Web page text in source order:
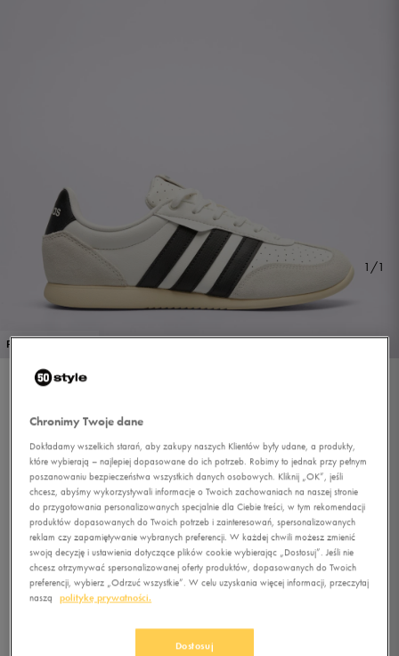
PROMO: DO -30%
1/1
ADIDAS BARREDA LO
5.0(1)
239,99zł -25% (cena bezpośrednio przed promocją)
203,99zł -12%(najniższa cena z 30 dni przed obniżką)
179,99złz Vat
+ 1200 PKT WKLUBIE 50 STYLE
Kolor:biały
Chronimy Twoje dane
Dokładamy wszelkich starań, aby zakupy naszych Klientów były udane, a produkty,
które wybierają – najlepiej dopasowane do ich potrzeb. Robimy to jednak przy pełnym
poszanowaniu bezpieczeństwa wszystkich danych osobowych. Kliknij „OK”, jeśli
chcesz, abyśmy wykorzystywali informacje o Twoich zachowaniach na naszej stronie
do przygotowania personalizowanych specjalnie dla Ciebie treści, w tym rekomendacji
produktów dopasowanych do Twoich potrzeb i zainteresowań, spersonalizowanych
reklam czy zapamiętywanie wybranych preferencji. W każdej chwili możesz zmienić
swoją decyzję i ustawienia dotyczące plików cookie wybierając „Dostosuj”. Jeśli nie
chcesz otrzymywać spersonalizowanej oferty produktów, dopasowanych do Twoich
preferencji, wybierz „Odrzuć wszystkie”. W celu uzyskania więcej informacji, przeczytaj
naszą
politykę prywatności.
Dostosuj